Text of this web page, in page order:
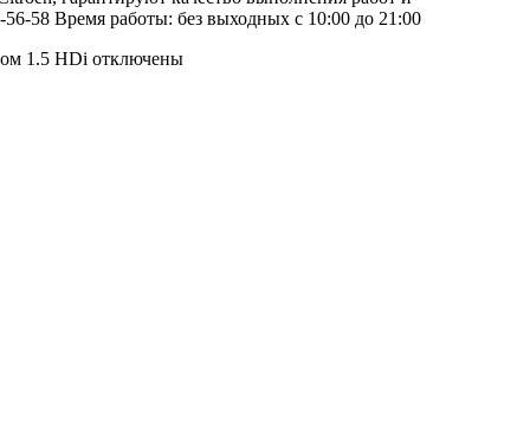
58 Время работы: без выходных с 10:00 до 21:00
1.5 HDi отключены